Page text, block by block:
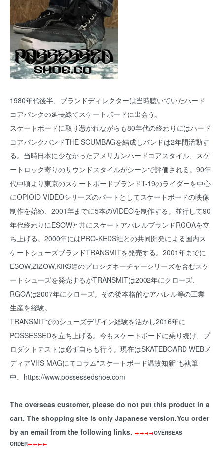
1980年代後半、ブランドディレクターは当時聴いていたハード
コアパンクの延長線でスケートボードに出会う。
スケートボードに取り憑かれながらも80年代の終わりにはハード
コアパンクバンドTHE SCUMBAGを結成しバンドは2年間活動す
る。当時日本に少なかったアメリカンハードコアスタイル、スケ
ートロック寄りのサウンドスタイルがシーンで評価される。90年
代中頃より東京のスケートボードブランドT-19のライダーを中心
にOPIOID VIDEOシリーズのパートとしてスケートボードの映像
制作を始め、2001年までに5本のVIDEOを制作する。並行して90
年代終わりにESOWと共にスケートアパレルブランドRGOAを立
ち上げる。2000年にはPRO-KEDS社との共同開発による国内ス
ケートシューズブランドTRANSMITを発売する。2001年までに
ESOW,ZIZOW,KIKS達のプロシグネーチャーシリーズを含むスケ
ートシューズを発売するがTRANSMITは2002年にクローズ、
RGOAは2007年にクローズ。その後本格的なアパレル等の工業
生産を経験。
TRANSMITでのシューズデザイン経験を活かし2016年に
POSSESSEDを立ち上げる。今もスケートボードに乗り続け、プ
ロダクトテストは必ず自らも行う。 現在はSKATEBOARD WEBメ
ディアVHS MAGにてコラム"スケートボード温故知新"も執筆
中。 https://www.possessedshoe.com
The overseas customer, please do not put this product in a
cart. The shopping site is only Japanese version.You order
by an email from the following links. →→→→OVERSEAS
ORDER←←←←